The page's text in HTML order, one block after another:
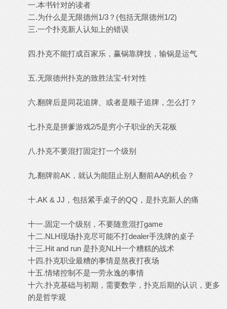
一.本书针对的读者
二.为什么是无限德州1/3？(包括无限德州1/2)
三.一个扑克新人认知上的错误
四.扑克不能打成百家乐，赢锅靠牌技，输锅是运气
五.无限德州扑克的致胜法宝-针对性
六.翻牌后是同花追牌、或者是顺子追牌，怎么打？
七.扑克是拼爹游戏2/5是穷小子职业的天花板
八.扑克不要混打固定打一个级别
九.翻牌前AK，就认为能阻止别人翻前AA的机会？
十.AK & JJ，包括紧手桌子的QQ，是扑克新人的痛
十一.固定一个级别，不要随意混打game
十二.NLH现场扑克尽可能不打dealer手洗牌的桌子
十三.Hit and run 是扑克NLH一个糟糕的战术
十四.扑克职业最糟的事情是熬夜打夜场
十五.情绪控制不是一劳永逸的事情
十六.扑克基础与初期，需要数学，扑克后期的认识，更多
的是哲学观